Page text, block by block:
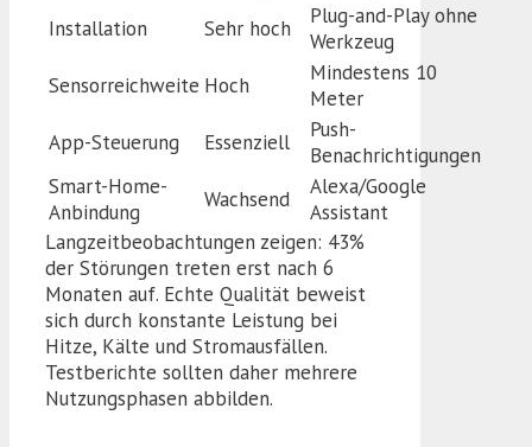
Installation
Sehr hoch
Plug-and-Play ohne
Werkzeug
Sensorreichweite Hoch
Mindestens 10
Meter
App-Steuerung
Essenziell
Push-
Benachrichtigungen
Smart-Home-
Anbindung
Wachsend
Alexa/Google
Assistant
Langzeitbeobachtungen zeigen: 43%
der Störungen treten erst nach 6
Monaten auf. Echte Qualität beweist
sich durch konstante Leistung bei
Hitze, Kälte und Stromausfällen.
Testberichte sollten daher mehrere
Nutzungsphasen abbilden.